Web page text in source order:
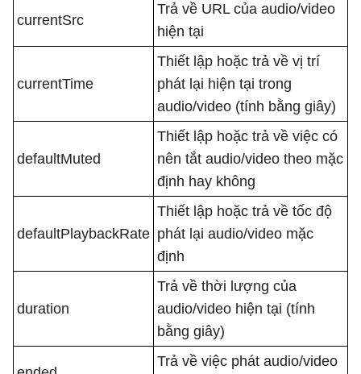
currentSrc
Trả về URL của audio/video
hiện tại
currentTime
Thiết lập hoặc trả về vị trí
phát lại hiện tại trong
audio/video (tính bằng giây)
defaultMuted
Thiết lập hoặc trả về việc có
nên tắt audio/video theo mặc
định hay không
defaultPlaybackRate
Thiết lập hoặc trả về tốc độ
phát lại audio/video mặc
định
duration
Trả về thời lượng của
audio/video hiện tại (tính
bằng giây)
Trả về việc phát audio/video